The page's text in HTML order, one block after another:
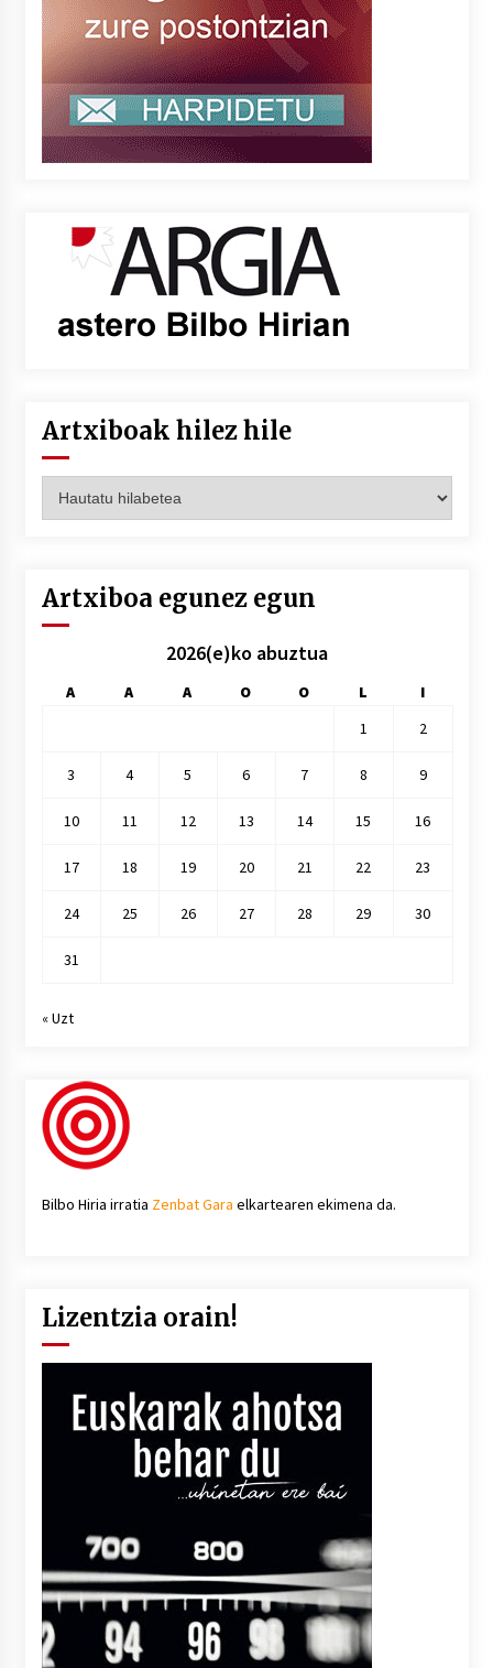
Artxiboak hilez hile
hilez
Artxiboa egunez egun
2026(e)ko abuztua
A A A O O L
I
1
2
3 4 5 6 7 8 9
10 11 12 13 14 15 16
17 18 19 20 21 22 23
24 25 26 27 28 29 30
31
« Uzt
Bilbo Hiria irratia Zenbat Gara elkartearen ekimena da.
Lizentzia orain!